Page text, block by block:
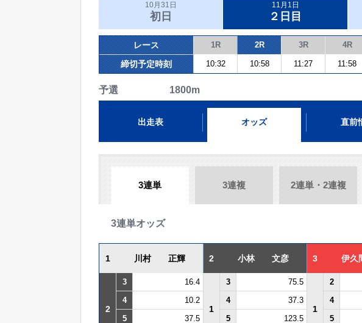
10月31日
初日
11月1日
２日目
レース 1R 2R 3R 4R
締切予定時刻 10:32 10:58 11:27 11:58
予選 1800m
出走表 オッズ 直前
3連単 3連複 2連単・2連複
3連単オッズ
1 川村 正輝 2 小林 文彦 3 伊
2
3 16.4
1
3 75.5
1
2
4
10.2 4 37.3 4
5
37.5 5 123.5 5